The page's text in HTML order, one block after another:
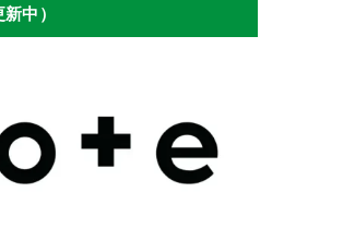
中）